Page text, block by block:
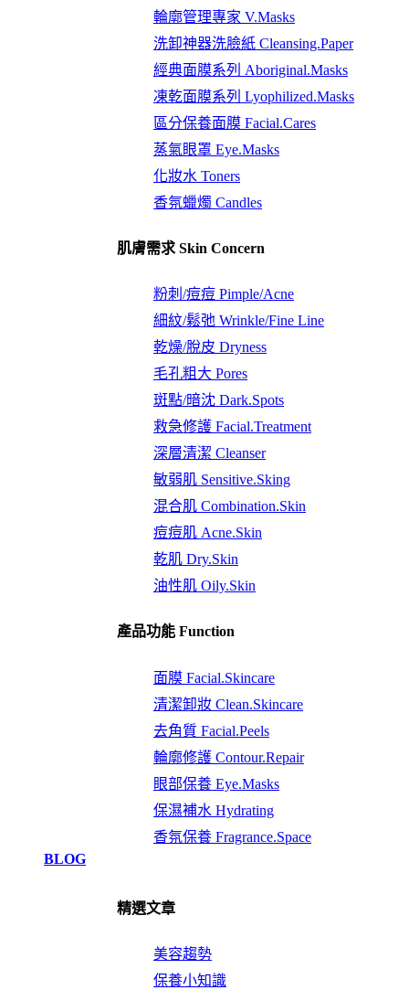
輪廓管理專家 V.Masks
洗卸神器洗臉紙 Cleansing.Paper
經典面膜系列 Aboriginal.Masks
凍乾面膜系列 Lyophilized.Masks
區分保養面膜 Facial.Cares
蒸氣眼罩 Eye.Masks
化妝水 Toners
香氛蠟燭 Candles
肌膚需求 Skin Concern
粉刺/痘痘 Pimple/Acne
細紋/鬆弛 Wrinkle/Fine Line
乾燥/脫皮 Dryness
毛孔粗大 Pores
斑點/暗沈 Dark.Spots
救急修護 Facial.Treatment
深層清潔 Cleanser
敏弱肌 Sensitive.Sking
混合肌 Combination.Skin
痘痘肌 Acne.Skin
乾肌 Dry.Skin
油性肌 Oily.Skin
產品功能 Function
面膜 Facial.Skincare
清潔卸妝 Clean.Skincare
去角質 Facial.Peels
輪廓修護 Contour.Repair
眼部保養 Eye.Masks
保濕補水 Hydrating
香氛保養 Fragrance.Space
BLOG
精選文章
美容趨勢
保養小知識